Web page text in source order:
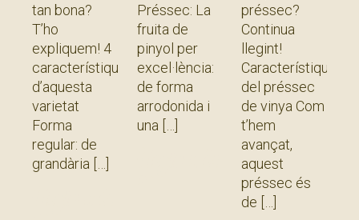
tan bona?
T’ho
expliquem! 4
característiques
d’aquesta
varietat
Forma
regular: de
grandària
Préssec: La
fruita de
pinyol per
excel·lència:
de forma
arrodonida i
una
préssec?
Continua
llegint!
Característiques
del préssec
de vinya Com
t’hem
avançat,
aquest
préssec és
de